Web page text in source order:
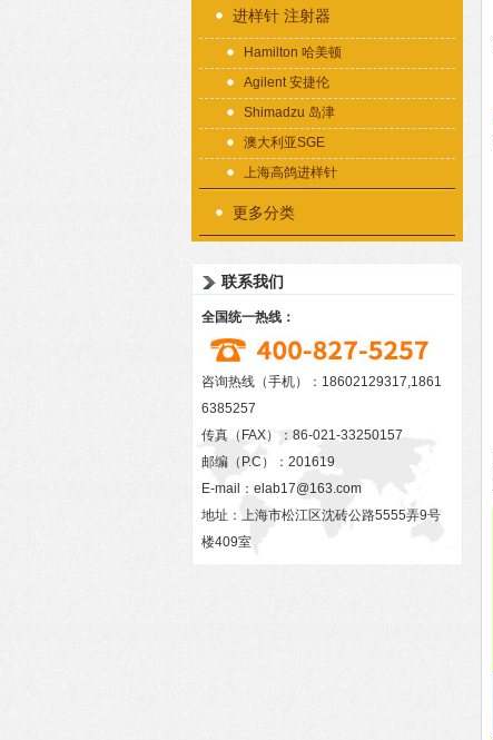
进样针 注射器
Hamilton 哈美顿
Agilent 安捷伦
Shimadzu 岛津
澳大利亚SGE
上海高鸽进样针
更多分类
联系我们
全国统一热线：
咨询热线（手机）：18602129317,1861
6385257
传真（FAX）：86-021-33250157
邮编（P.C）：201619
E-mail： elab17@163.com
地址：上海市松江区沈砖公路5555弄9号
楼409室